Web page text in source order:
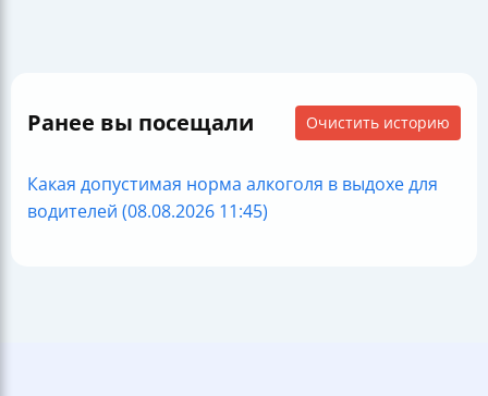
Ранее вы посещали Очистить историю
Какая допустимая норма алкоголя в выдохе для
водителей (08.08.2026 11:45)